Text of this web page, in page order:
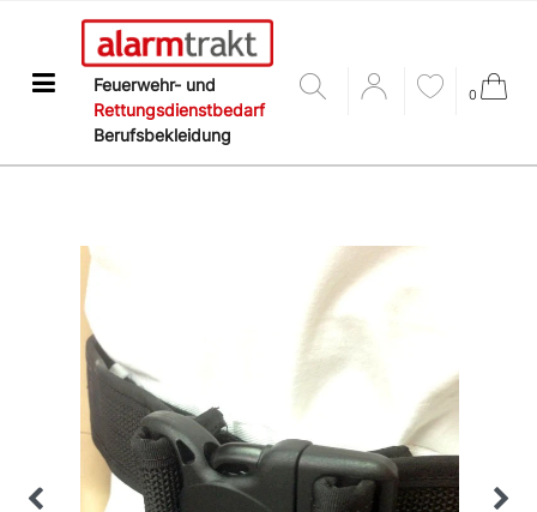
Feuerwehr- und
Rettungsdienstbedarf
Berufsbekleidung
0